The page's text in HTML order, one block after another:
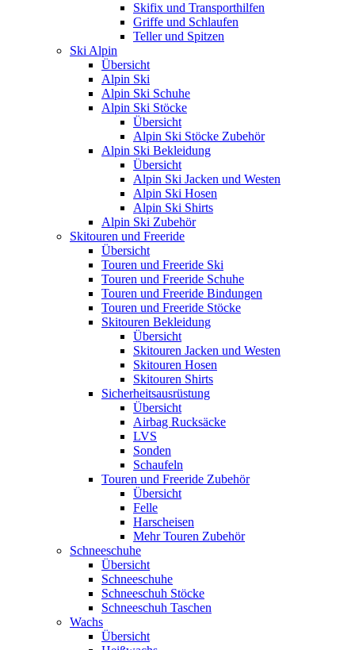
Skifix und Transporthilfen
Griffe und Schlaufen
Teller und Spitzen
Ski Alpin
Übersicht
Alpin Ski
Alpin Ski Schuhe
Alpin Ski Stöcke
Übersicht
Alpin Ski Stöcke Zubehör
Alpin Ski Bekleidung
Übersicht
Alpin Ski Jacken und Westen
Alpin Ski Hosen
Alpin Ski Shirts
Alpin Ski Zubehör
Skitouren und Freeride
Übersicht
Touren und Freeride Ski
Touren und Freeride Schuhe
Touren und Freeride Bindungen
Touren und Freeride Stöcke
Skitouren Bekleidung
Übersicht
Skitouren Jacken und Westen
Skitouren Hosen
Skitouren Shirts
Sicherheitsausrüstung
Übersicht
Airbag Rucksäcke
LVS
Sonden
Schaufeln
Touren und Freeride Zubehör
Übersicht
Felle
Harscheisen
Mehr Touren Zubehör
Schneeschuhe
Übersicht
Schneeschuhe
Schneeschuh Stöcke
Schneeschuh Taschen
Wachs
Übersicht